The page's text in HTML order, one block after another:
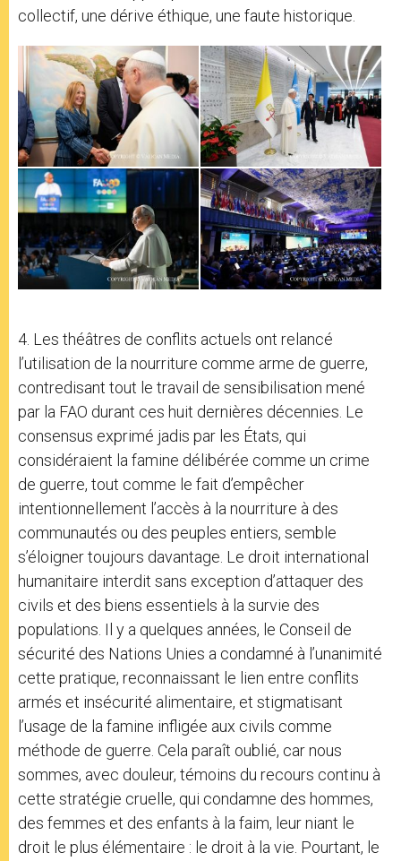
collectif, une dérive éthique, une faute historique.
4. Les théâtres de conflits actuels ont relancé
l’utilisation de la nourriture comme arme de guerre,
contredisant tout le travail de sensibilisation mené
par la FAO durant ces huit dernières décennies. Le
consensus exprimé jadis par les États, qui
considéraient la famine délibérée comme un crime
de guerre, tout comme le fait d’empêcher
intentionnellement l’accès à la nourriture à des
communautés ou des peuples entiers, semble
s’éloigner toujours davantage. Le droit international
humanitaire interdit sans exception d’attaquer des
civils et des biens essentiels à la survie des
populations. Il y a quelques années, le Conseil de
sécurité des Nations Unies a condamné à l’unanimité
cette pratique, reconnaissant le lien entre conflits
armés et insécurité alimentaire, et stigmatisant
l’usage de la famine infligée aux civils comme
méthode de guerre. Cela paraît oublié, car nous
sommes, avec douleur, témoins du recours continu à
cette stratégie cruelle, qui condamne des hommes,
des femmes et des enfants à la faim, leur niant le
droit le plus élémentaire : le droit à la vie. Pourtant, le